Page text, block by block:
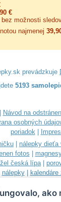
€
možnosti
najmenej
prevádzkuje
5193
Návod na
osobných
poriadok|
nálepky dieťa
fotos
česká lípa|
nálepky|
ako